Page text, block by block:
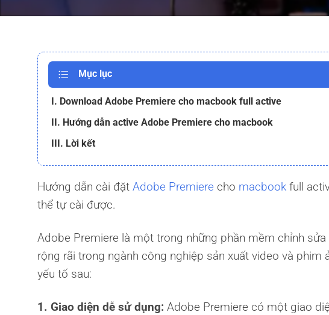
Mục lục
I. Download Adobe Premiere cho macbook full active
II. Hướng dẫn active Adobe Premiere cho macbook
III. Lời kết
Hướng dẫn cài đặt Adobe Premiere cho macbook full
thể tự cài được.
Adobe Premiere là một trong những phần mềm chỉnh
rộng rãi trong ngành công nghiệp sản xuất video và
yếu tố sau:
1. Giao diện dễ sử dụng: Adobe Premiere có một giao